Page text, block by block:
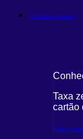
Carteiras globais
Taxa
cartão
Saiba mais